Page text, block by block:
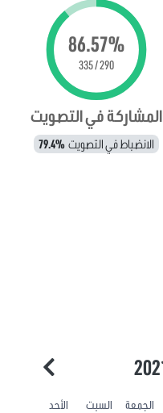
86.57%
290 / 335
المشاركة في التصويت
الانضباط في التصويت 79.4%
الجمعة السبت الأحد